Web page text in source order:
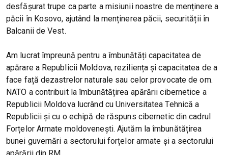
desfășurat trupe ca parte a misiunii noastre de menținere a
păcii în Kosovo, ajutând la menținerea păcii, securității în
Balcanii de Vest.
Am lucrat împreună pentru a îmbunătăți capacitatea de
apărare a Republicii Moldova, reziliența și capacitatea de a
face față dezastrelor naturale sau celor provocate de om.
NATO a contribuit la îmbunătățirea apărării cibernetice a
Republicii Moldova lucrând cu Universitatea Tehnică a
Republicii și cu o echipă de răspuns cibernetic din cadrul
Forțelor Armate moldovenești. Ajutăm la îmbunătățirea
bunei guvernări a sectorului forțelor armate și a sectorului